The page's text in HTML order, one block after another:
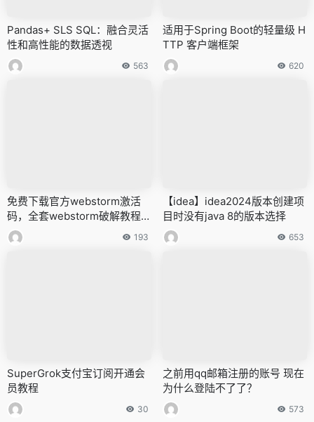
Pandas+ SLS SQL：融合灵活
性和高性能的数据透视
563
适用于Spring Boot的轻量级 H
TTP 客户端框架
620
免费下载官方webstorm激活
码，全套webstorm破解教程收
录
193
【idea】idea2024版本创建项
目时没有java 8的版本选择
653
SuperGrok支付宝订阅开通会
员教程
30
之前用qq邮箱注册的账号 现在
为什么登陆不了了？
573